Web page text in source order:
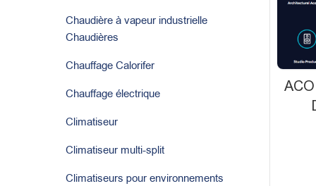
Chaudière à vapeur industrielle
Chaudières
Chauffage Calorifer
Chauffage électrique
Climatiseur
Climatiseur multi-split
Climatiseurs pour environnements